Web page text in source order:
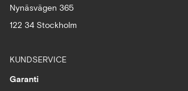
Nynäsvägen 365
122 34 Stockholm
KUNDSERVICE
Garanti